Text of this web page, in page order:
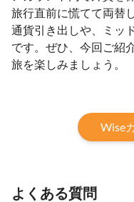
旅行直前に慌てて両替
通貨引き出しや、ミッ
です。ぜひ、今回ご紹
旅を楽しみましょう。
Wise
よくある質問